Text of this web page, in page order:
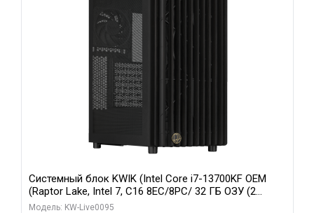
Системный блок KWIK (Intel Core i7-13700KF OEM
(Raptor Lake, Intel 7, C16 8EC/8PC/ 32 ГБ ОЗУ (2
модуля)/ Afox RTX4090 24GB GDDR6X 384-Bit 3xDP
Модель: KW-Live0095